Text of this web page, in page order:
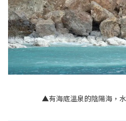
▲有海底溫泉的陰陽海，